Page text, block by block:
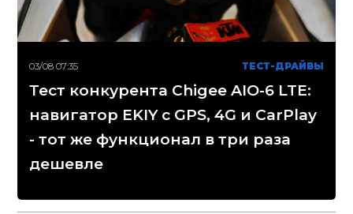
03/08 07:35 ТЕСТ-ДРАЙВЫ
Тест конкурента Chigee AIO-6 LTE:
навигатор EKIY с GPS, 4G и CarPlay
- тот же функционал в три раза
дешевле